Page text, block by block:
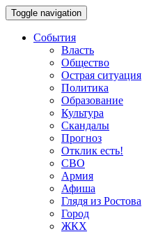
Toggle navigation
События
Власть
Общество
Острая ситуация
Политика
Образование
Культура
Скандалы
Прогноз
Отклик есть!
СВО
Армия
Афиша
Глядя из Ростова
Город
ЖКХ